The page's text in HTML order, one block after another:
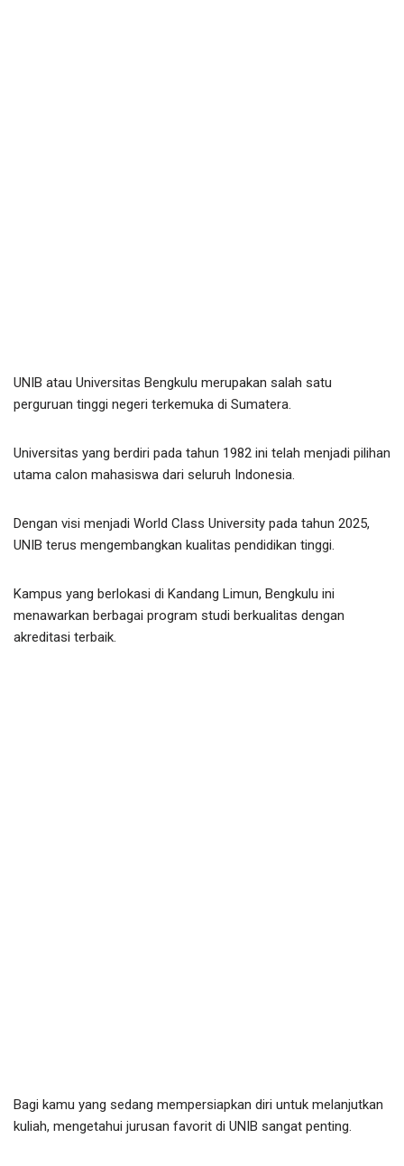
UNIB atau Universitas Bengkulu merupakan salah satu
perguruan tinggi negeri terkemuka di Sumatera.
Universitas yang berdiri pada tahun 1982 ini telah menjadi pilihan
utama calon mahasiswa dari seluruh Indonesia.
Dengan visi menjadi World Class University pada tahun 2025,
UNIB terus mengembangkan kualitas pendidikan tinggi.
Kampus yang berlokasi di Kandang Limun, Bengkulu ini
menawarkan berbagai program studi berkualitas dengan
akreditasi terbaik.
Bagi kamu yang sedang mempersiapkan diri untuk melanjutkan
kuliah, mengetahui jurusan favorit di UNIB sangat penting.